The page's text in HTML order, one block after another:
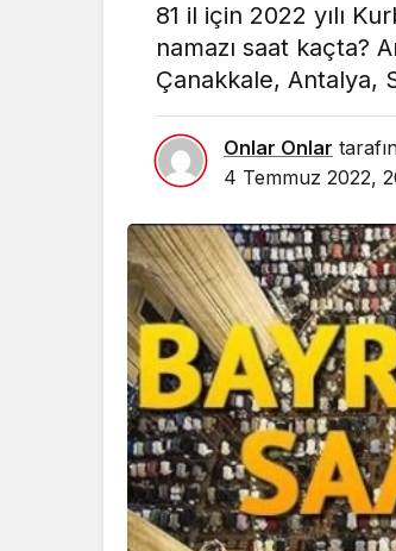
81 il için 2022 yılı
namazı saat kaçta?
Çanakkale, Antalya,
Onlar Onlar
4 Temmuz 2022,